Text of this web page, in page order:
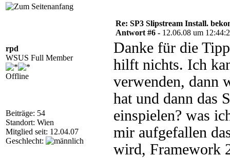
rpd
WSUS Full Member
Offline
Beiträge: 54
Standort: Wien
Mitglied seit: 12.04.07
Geschlecht:
Re: SP3 Slipstream Install.
Antwort #6 - 12.06.08 um
Danke für die
hilft nichts. Ich
verwenden, dann
hat und dann das
einspielen? was
mir aufgefallen
wird, Framework